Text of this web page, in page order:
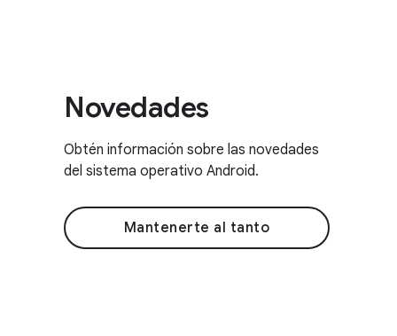
Novedades
Obtén información sobre las novedades
del sistema operativo Android.
Mantenerte al tanto